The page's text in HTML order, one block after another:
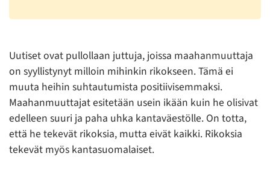
Uutiset ovat pullollaan juttuja, joissa maahanmuuttaja
on syyllistynyt milloin mihinkin rikokseen. Tämä ei
muuta heihin suhtautumista positiivisemmaksi.
Maahanmuuttajat esitetään usein ikään kuin he olisivat
edelleen suuri ja paha uhka kantaväestölle. On totta,
että he tekevät rikoksia, mutta eivät kaikki. Rikoksia
tekevät myös kantasuomalaiset.